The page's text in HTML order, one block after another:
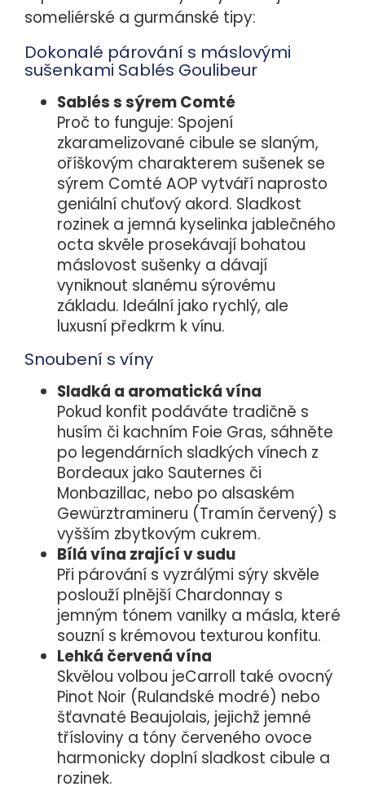
someliérské a gurmánské tipy:
Dokonalé párování s máslovými
sušenkami Sablés Goulibeur
Sablés s sýrem Comté
Proč to funguje: Spojení
zkaramelizované cibule se slaným,
oříškovým charakterem sušenek se
sýrem Comté AOP vytváří naprosto
geniální chuťový akord. Sladkost
rozinek a jemná kyselinka jablečného
octa skvěle prosekávají bohatou
máslovost sušenky a dávají
vyniknout slanému sýrovému
základu. Ideální jako rychlý, ale
luxusní předkrm k vínu.
Snoubení s víny
Sladká a aromatická vína
Pokud konfit podáváte tradičně s
husím či kachním Foie Gras, sáhněte
po legendárních sladkých vínech z
Bordeaux jako Sauternes či
Monbazillac, nebo po alsaském
Gewürztramineru (Tramín červený) s
vyšším zbytkovým cukrem.
Bílá vína zrající v sudu
Při párování s vyzrálými sýry skvěle
poslouží plnější Chardonnay s
jemným tónem vanilky a másla, které
souzní s krémovou texturou konfitu.
Lehká červená vína
Skvělou volbou jeCarroll také ovocný
Pinot Noir (Rulandské modré) nebo
šťavnaté Beaujolais, jejichž jemné
třísloviny a tóny červeného ovoce
harmonicky doplní sladkost cibule a
rozinek.